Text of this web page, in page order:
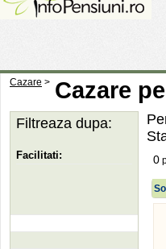
Cazare > Cazare
0
Filtreaza dupa:
Facilitati: